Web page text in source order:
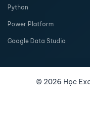
Python
Power Platform
Google Data Studio
© 2026 Học